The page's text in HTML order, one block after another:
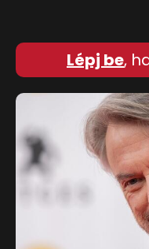
Lépj be,